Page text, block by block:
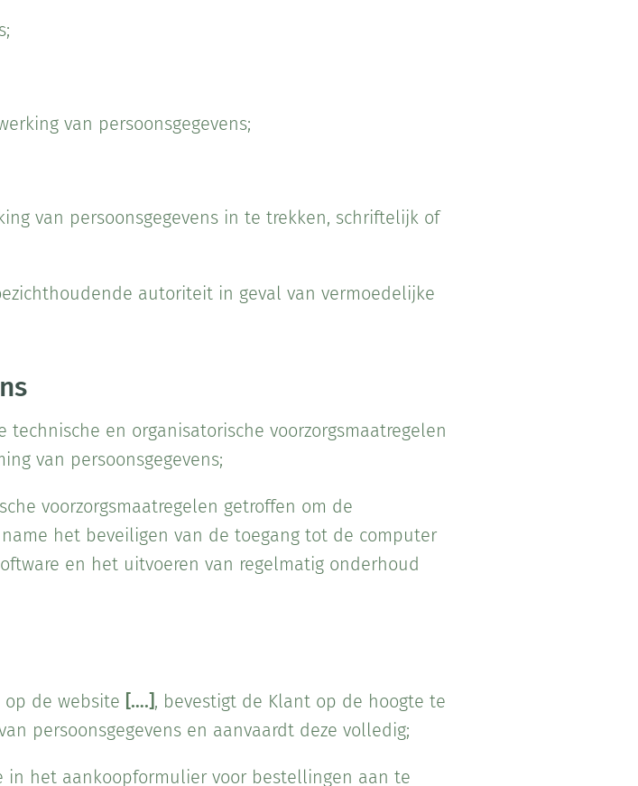
van persoonsgegevens;
van persoonsgegevens in te trekken, schriftelijk of
autoriteit in geval van vermoedelijke
en organisatorische voorzorgsmaatregelen
van persoonsgegevens;
voorzorgsmaatregelen getroffen om de
het beveiligen van de toegang tot de computer
en het uitvoeren van regelmatig onderhoud
de website [….], bevestigt de Klant op de hoogte te
persoonsgegevens en aanvaardt deze volledig;
in het aankoopformulier voor bestellingen aan te